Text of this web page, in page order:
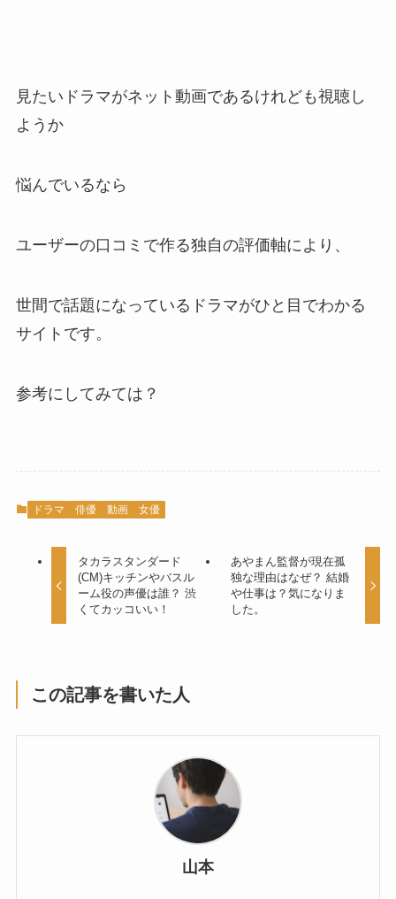
見たいドラマがネット動画であるけれども視聴し
ようか
悩んでいるなら
ユーザーの⼝コミで作る独⾃の評価軸により、
世間で話題になっているドラマがひと⽬でわかる
サイトです。
参考にしてみては？
ドラマ 俳優 動画 女優
タカラスタンダード
(CM)キッチンやバスル
ーム役の声優は誰？ 渋
くてカッコいい！
あやまん監督が現在孤
独な理由はなぜ？ 結婚
や仕事は？気になりま
した。
この記事を書いた人
山本